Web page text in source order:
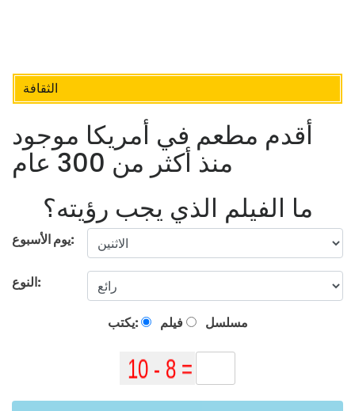
الثقافة
أقدم مطعم في أمريكا موجود
منذ أكثر من 300 عام
ما الفيلم الذي يجب رؤيته؟
يوم الأسبوع:
النوع:
يكتب: فيلم مسلسل